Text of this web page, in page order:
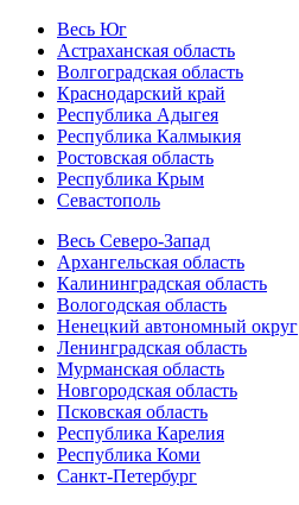
Весь Юг
Астраханская область
Волгоградская область
Краснодарский край
Республика Адыгея
Республика Калмыкия
Ростовская область
Республика Крым
Севастополь
Весь Северо-Запад
Архангельская область
Калининградская область
Вологодская область
Ненецкий автономный округ
Ленинградская область
Мурманская область
Новгородская область
Псковская область
Республика Карелия
Республика Коми
Санкт-Петербург